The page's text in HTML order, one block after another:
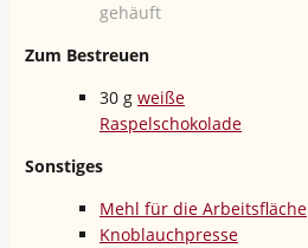
gehäuft
Zum Bestreuen
30 g weiße
Raspelschokolade
Sonstiges
Mehl für die Arbeitsfläche
Knoblauchpresse